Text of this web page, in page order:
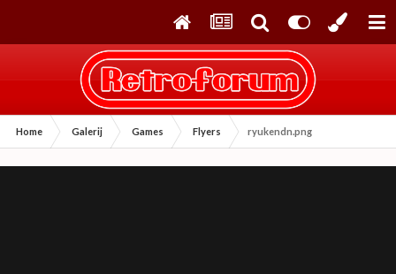
Home Galerij Games Flyers ryukendn.png